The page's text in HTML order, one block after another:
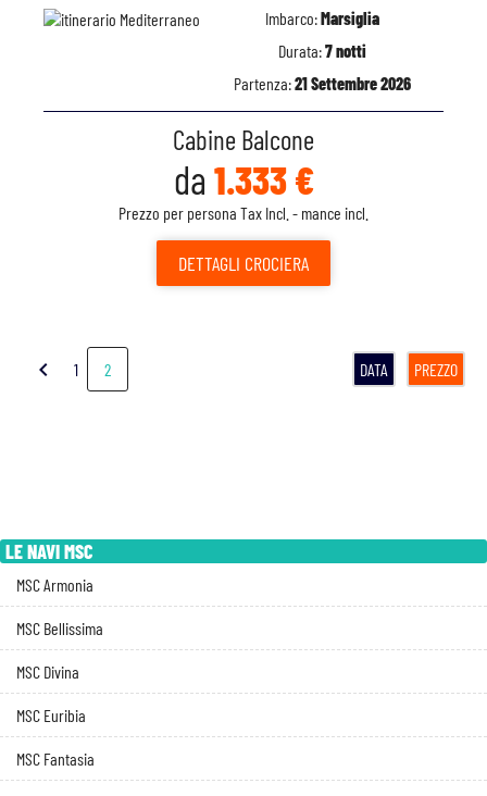
Imbarco:Marsiglia
Durata:7 notti
Partenza:21 Settembre 2026
Cabine Balcone
da 1.333 €
Prezzo per persona Tax Incl. - mance incl.
DETTAGLI CROCIERA
chevron_left 1 2 DATA PREZZO
LE NAVI MSC
MSC Armonia
MSC Bellissima
MSC Divina
MSC Euribia
MSC Fantasia